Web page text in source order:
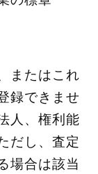
またはこれ
録できませ
人、権利能
だし、査定
場合は該当